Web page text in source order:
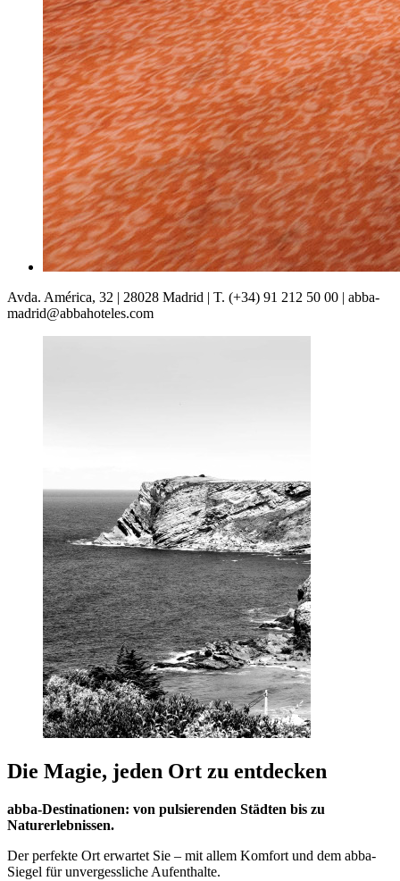
Avda. América, 32 | 28028 Madrid | T. (+34) 91 212 50 00 | abba-
madrid@abbahoteles.com
Die Magie, jeden Ort zu entdecken
abba-Destinationen: von pulsierenden Städten bis zu
Naturerlebnissen.
Der perfekte Ort erwartet Sie – mit allem Komfort und dem abba-
Siegel für unvergessliche Aufenthalte.